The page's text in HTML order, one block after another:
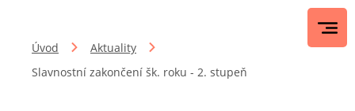
Úvod
Aktuality
Slavnostní zakončení šk. roku - 2. stupeň